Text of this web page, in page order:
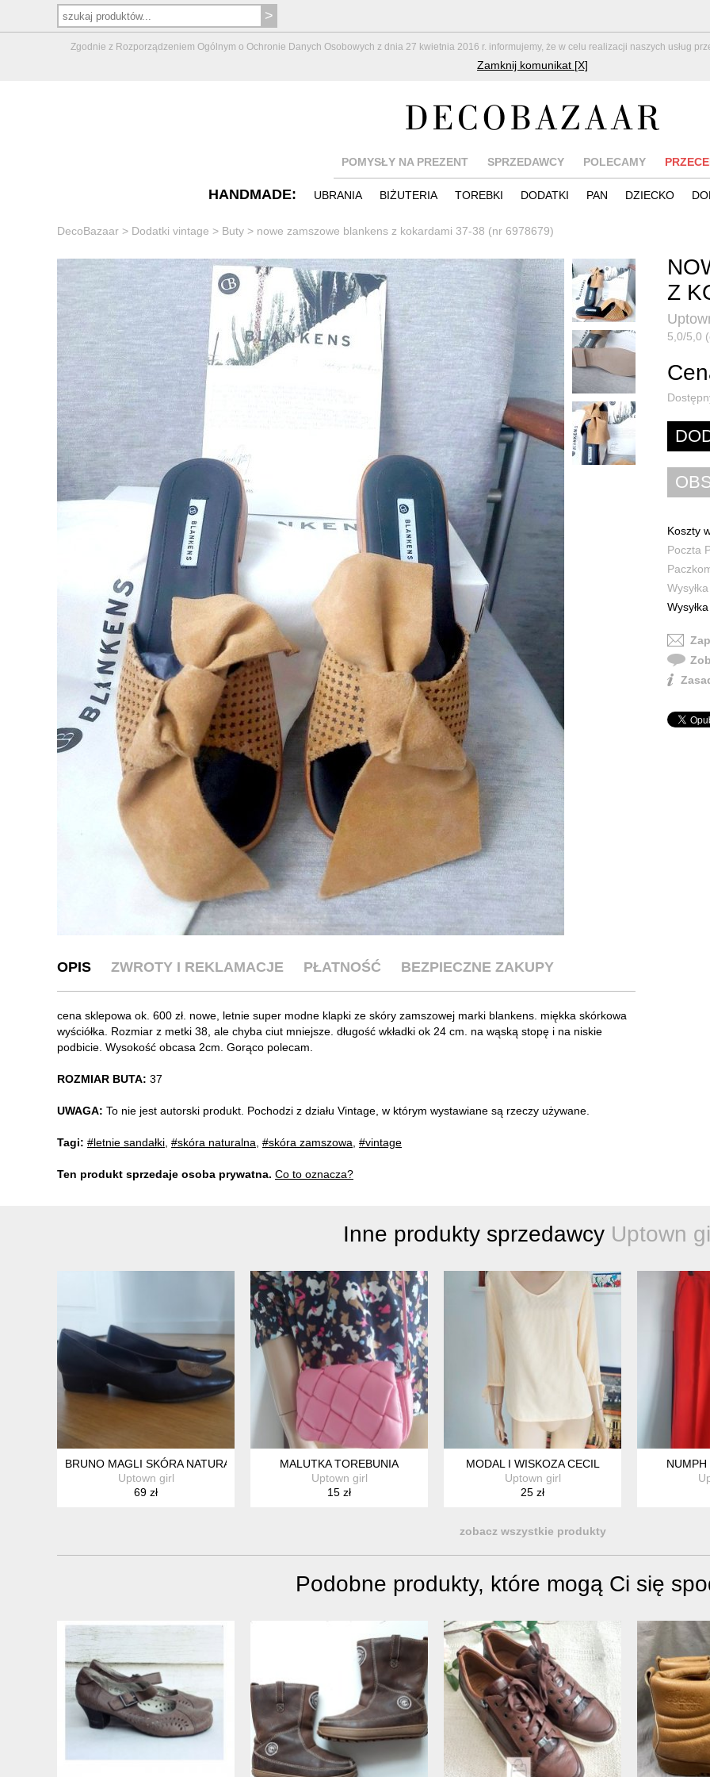
Zgodnie z Rozporządzeniem Ogólnym o Ochronie Danych Osobowych z dnia 27 kwietnia 2016 r. informujemy, że w celu realizacji naszych usług
Zamknij komunikat [X]
POMYSŁY NA PREZENT SPRZEDAWCY POLECAMY
HANDMADE: UBRANIA BIŻUTERIA TOREBKI DODATKI PAN DZIECKO
DecoBazaar > Dodatki vintage > Buty > nowe zamszowe blankens z kokardami 37-38 (nr 6978679)
Z
5,0/5,0
Koszty
Poczta
OPIS ZWROTY I REKLAMACJE PŁATNOŚĆ BEZPIECZNE ZAKUPY
cena sklepowa ok. 600 zł. nowe, letnie super modne klapki ze skóry zamszowej marki blankens. miękka skórkowa
wyściółka. Rozmiar z metki 38, ale chyba ciut mniejsze. długość wkładki ok 24 cm. na wąską stopę i na niskie
podbicie. Wysokość obcasa 2cm. Gorąco polecam.
ROZMIAR BUTA: 37
UWAGA: To nie jest autorski produkt. Pochodzi z działu Vintage, w którym wystawiane są rzeczy używane.
Tagi: #letnie sandałki #skóra naturalna #skóra zamszowa #vintage
Ten produkt sprzedaje osoba prywatna. Co to oznacza?
Inne produkty sprzedawcy Uptown
BRUNO MAGLI SKÓRA NATURALNA 37,5-38
Uptown girl
69 zł
MALUTKA TOREBUNIA
Uptown girl
15 zł
MODAL I WISKOZA CECIL
Uptown girl
25 zł
NUMPH
zobacz wszystkie produkty
Podobne produkty, które mogą Ci się